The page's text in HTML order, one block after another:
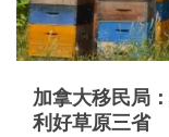
加拿大移民局
利好草原三省